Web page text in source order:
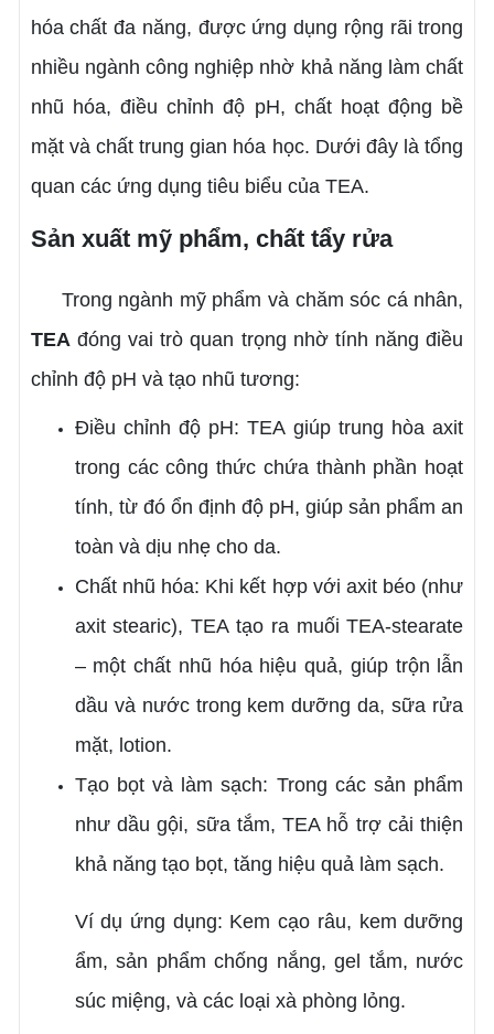
hóa chất đa năng, được ứng dụng rộng rãi trong
nhiều ngành công nghiệp nhờ khả năng làm chất
nhũ hóa, điều chỉnh độ pH, chất hoạt động bề
mặt và chất trung gian hóa học. Dưới đây là tổng
quan các ứng dụng tiêu biểu của TEA.
Sản xuất mỹ phẩm, chất tẩy rửa
Trong ngành mỹ phẩm và chăm sóc cá nhân,
TEA đóng vai trò quan trọng nhờ tính năng điều
chỉnh độ pH và tạo nhũ tương:
Điều chỉnh độ pH: TEA giúp trung hòa axit
trong các công thức chứa thành phần hoạt
tính, từ đó ổn định độ pH, giúp sản phẩm an
toàn và dịu nhẹ cho da.
Chất nhũ hóa: Khi kết hợp với axit béo (như
axit stearic), TEA tạo ra muối TEA-stearate
– một chất nhũ hóa hiệu quả, giúp trộn lẫn
dầu và nước trong kem dưỡng da, sữa rửa
mặt, lotion.
Tạo bọt và làm sạch: Trong các sản phẩm
như dầu gội, sữa tắm, TEA hỗ trợ cải thiện
khả năng tạo bọt, tăng hiệu quả làm sạch.
Ví dụ ứng dụng: Kem cạo râu, kem dưỡng
ẩm, sản phẩm chống nắng, gel tắm, nước
súc miệng, và các loại xà phòng lỏng.